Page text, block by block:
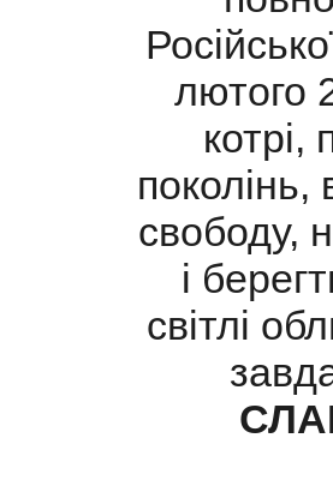
лютого
поколінь,
свободу,
і
світлі